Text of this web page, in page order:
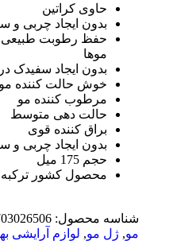
حاوی کراتین
بدون ایجاد چربی و
حفظ رطوبت طبیعی
موها
بدون ایجاد سفیدک
خوش حالت کننده
مرطوب کننده مو
حالت دهی متوسط
براق کننده قوی
بدون ایجاد چربی و
حجم 175 میل
محصول کشور ترکبه
شناسه محصول:
مو, ژل مو, لوازم آرایشی